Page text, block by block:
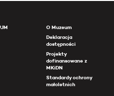
O Muzeum
Deklaracja
dostępności
Projekty
dofinansowane z
MKiDN
Standardy ochrony
małoletnich